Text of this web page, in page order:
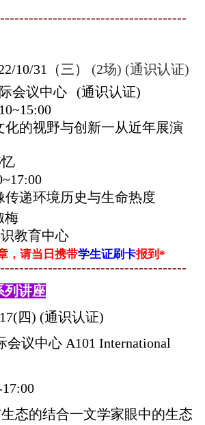
10/31 （三） (2场) (通识认证)
会议中心 (通识认证)
化的视野与创新一从近年展演
~17:00
传递环境历史与生命热度
梅
教育中心
， 请当日携带学生证刷卡报到*
列讲座
(四) (通识认证)
会议中心 A101 International
态的结合一文学家眼中的生态